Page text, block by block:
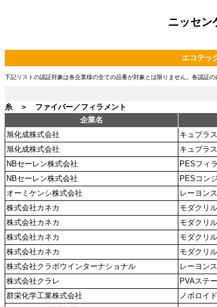
ニッセ
エコテッ
下記リストの認証対象は各企業様の全ての品番が対象とは限りません。各認証
糸 ＞ ファイバー／フィラメント
企業名
旭化成株式会社
キュプラ
旭化成株式会社
キュプラ
NBセーレン株式会社
PESフィ
NBセーレン株式会社
PESコン
オーミケンシ株式会社
レーヨン
株式会社カネカ
モダクリ
株式会社カネカ
モダクリ
株式会社カネカ
モダクリ
株式会社カネカ
モダクリ
株式会社クラボウインターナショナル
レーヨン
株式会社クラレ
PVAステ
群栄化学工業株式会社
ノボロイ